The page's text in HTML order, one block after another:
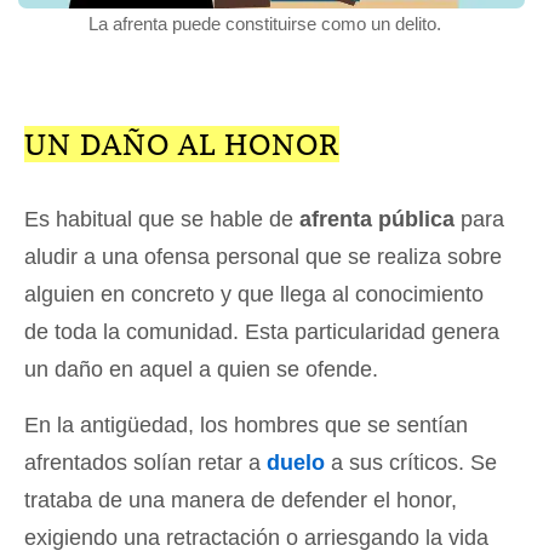
La afrenta puede constituirse como un delito.
UN DAÑO AL HONOR
Es habitual que se hable de afrenta pública para
aludir a una ofensa personal que se realiza sobre
alguien en concreto y que llega al conocimiento
de toda la comunidad. Esta particularidad genera
un daño en aquel a quien se ofende.
En la antigüedad, los hombres que se sentían
afrentados solían retar a duelo a sus críticos. Se
trataba de una manera de defender el honor,
exigiendo una retractación o arriesgando la vida